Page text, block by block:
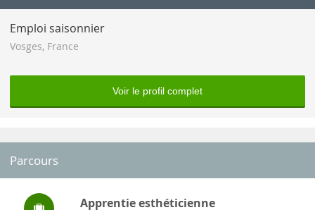
Emploi saisonnier
Vosges, France
Voir le profil complet
Parcours
Apprentie esthéticienne